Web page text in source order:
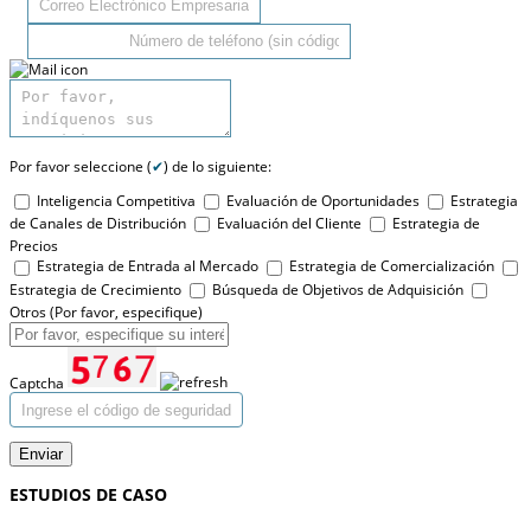
Por favor seleccione (✔) de lo siguiente:
Inteligencia Competitiva
Evaluación de Oportunidades
Estrategia
de Canales de Distribución
Evaluación del Cliente
Estrategia de
Precios
Estrategia de Entrada al Mercado
Estrategia de Comercialización
Estrategia de Crecimiento
Búsqueda de Objetivos de Adquisición
Otros (Por favor, especifique)
Captcha
Enviar
ESTUDIOS DE CASO